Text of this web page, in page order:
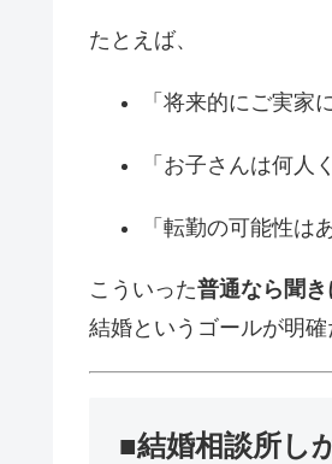
たとえば、
「将来的にご実家
「お子さんは何人
「転勤の可能性は
こういった普通なら聞
結婚というゴールが明
■結婚相談所し